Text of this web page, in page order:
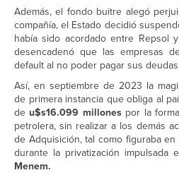
Además, el fondo buitre alegó
compañía, el Estado decidió
había sido acordado entre Repsol
desencadenó que las empresas
default al no poder pagar sus
Así, en septiembre de 2023 la
de primera instancia que obliga al
de u$s16.099 millonespor la
petrolera, sin realizar a los demás
de Adquisición, tal como figuraba
durante la privatización impulsada
Menem.